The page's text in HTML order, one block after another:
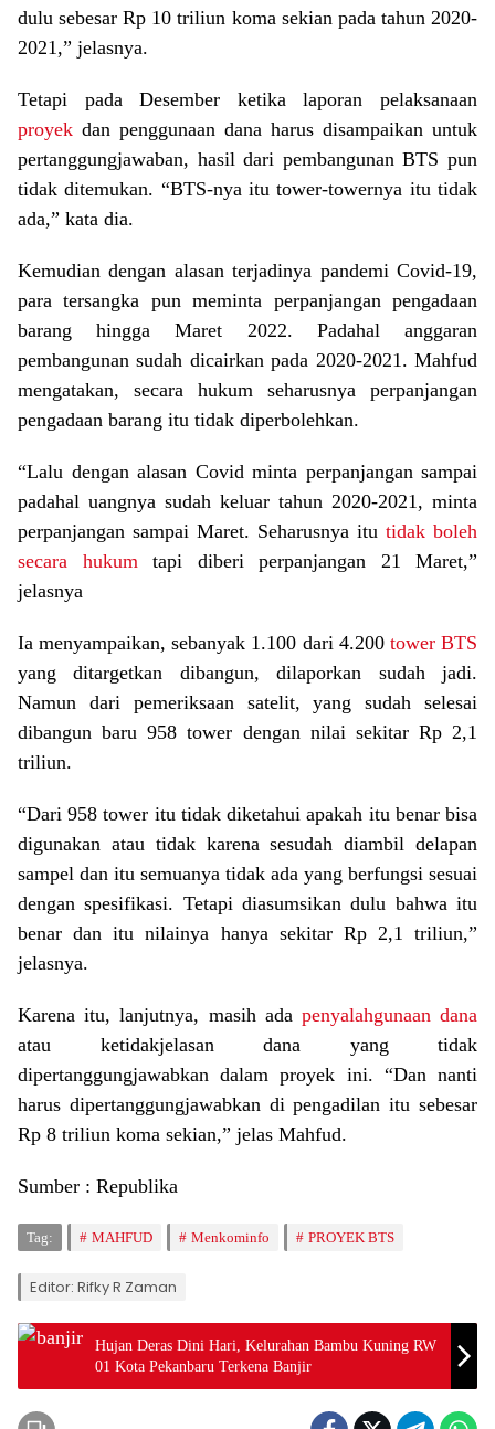
dulu sebesar Rp 10 triliun koma sekian pada tahun 2020-
2021,” jelasnya.
Tetapi pada Desember ketika laporan pelaksanaan
proyek dan penggunaan dana harus disampaikan untuk
pertanggungjawaban, hasil dari pembangunan BTS pun
tidak ditemukan. “BTS-nya itu tower-towernya itu tidak
ada,” kata dia.
Kemudian dengan alasan terjadinya pandemi Covid-19,
para tersangka pun meminta perpanjangan pengadaan
barang hingga Maret 2022. Padahal anggaran
pembangunan sudah dicairkan pada 2020-2021. Mahfud
mengatakan, secara hukum seharusnya perpanjangan
pengadaan barang itu tidak diperbolehkan.
“Lalu dengan alasan Covid minta perpanjangan sampai
padahal uangnya sudah keluar tahun 2020-2021, minta
perpanjangan sampai Maret. Seharusnya itu tidak boleh
secara hukum tapi diberi perpanjangan 21 Maret,”
jelasnya
Ia menyampaikan, sebanyak 1.100 dari 4.200 tower BTS
yang ditargetkan dibangun, dilaporkan sudah jadi.
Namun dari pemeriksaan satelit, yang sudah selesai
dibangun baru 958 tower dengan nilai sekitar Rp 2,1
triliun.
“Dari 958 tower itu tidak diketahui apakah itu benar bisa
digunakan atau tidak karena sesudah diambil delapan
sampel dan itu semuanya tidak ada yang berfungsi sesuai
dengan spesifikasi. Tetapi diasumsikan dulu bahwa itu
benar dan itu nilainya hanya sekitar Rp 2,1 triliun,”
jelasnya.
Karena itu, lanjutnya, masih ada penyalahgunaan dana
atau ketidakjelasan dana yang tidak
dipertanggungjawabkan dalam proyek ini. “Dan nanti
harus dipertanggungjawabkan di pengadilan itu sebesar
Rp 8 triliun koma sekian,” jelas Mahfud.
Sumber : Republika
Tag: MAHFUD Menkominfo PROYEK BTS
Editor: Rifky R Zaman
Hujan Deras Dini Hari, Kelurahan Bambu Kuning RW
01 Kota Pekanbaru Terkena Banjir